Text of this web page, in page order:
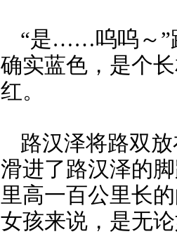
“是……呜呜～”
确实蓝色，是个
红。
路汉泽将路双
滑进了路汉泽的
里高一百公里长
女孩来说，是无